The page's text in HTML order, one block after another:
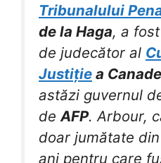
Tribunalului
de la Haga, a
de judecător al
Justiție a
astăzi guvernul
de AFP. Arbour,
doar jumătate
ani pentru care